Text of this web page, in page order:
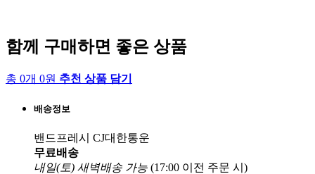
함께 구매하면 좋은 상품
총 0개 0원 추천 상품 담기
배송정보
밴드프레시 CJ대한통운
무료배송
내일(토) 새벽배송가능 (17:00 이전 주문 시)